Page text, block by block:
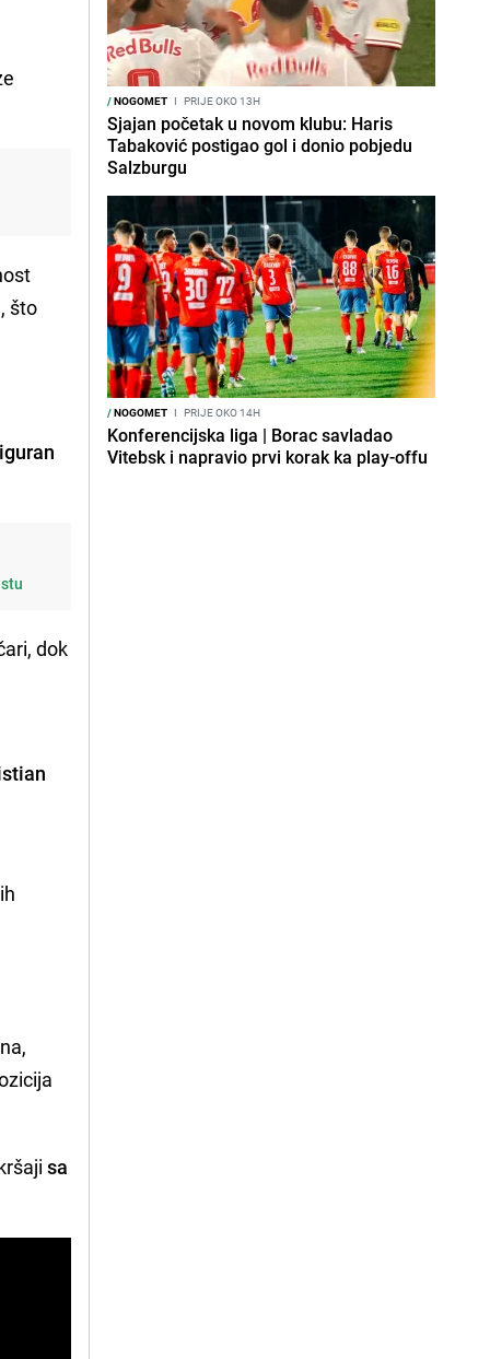
što
dok
sa
/NOGOMET I PRIJE OKO 13H
Sjajan početak u novom klubu: Haris
Tabaković postigao gol i donio pobjedu
Salzburgu
/NOGOMET I PRIJE OKO 14H
Konferencijska liga | Borac savladao
Vitebsk i napravio prvi korak ka play-offu